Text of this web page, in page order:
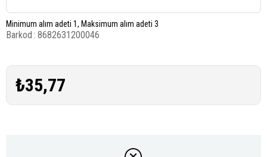
Minimum alım adeti 1, Maksimum alım adeti 3
Barkod : 8682631200046
₺35,77